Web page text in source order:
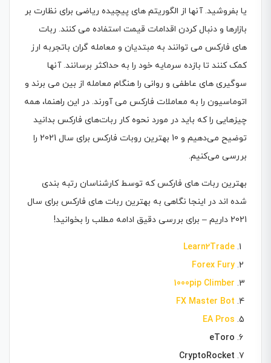
یا بفروشید. آنها از الگوریتم های پیچیده ریاضی برای نظارت بر
بازارها و دنبال کردن اقدامات قیمت استفاده می کنند. ربات
های فارکس می توانند به مبتدیان و معامله گران باتجربه ارز
کمک کنند تا بازده سرمایه خود را به حداکثر برسانند. آنها
سوگیری های عاطفی و روانی را هنگام معامله از بین می برند و
اتوماسیون را به معاملات فارکس می آورند. در این راهنما، همه
چیزهایی را که باید در مورد نحوه کار ربات‌های فارکس بدانید
توضیح می‌دهیم و 10 بهترین روبات فارکس برای سال 2021 را
بررسی می‌کنیم.
بهترین ربات های فارکس که توسط کارشناسان رتبه بندی
شده اند در اینجا نگاهی به بهترین ربات های فارکس برای سال
2021 داریم – برای بررسی دقیق ادامه مطلب را بخوانید!
Learn2Trade
Forex Fury
1000pip Climber
FX Master Bot
EA Pros
eToro
CryptoRocket